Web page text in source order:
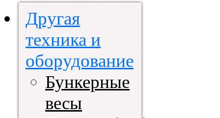
Другая
техника и
оборудование
Бункерные
весы